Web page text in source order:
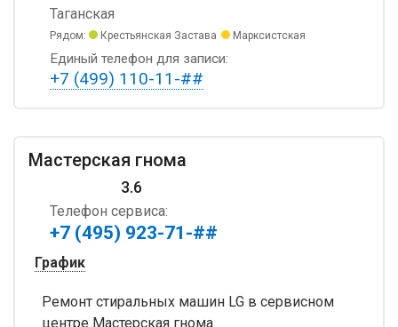
Таганская
Рядом: Крестьянская Застава Марксистская
Единый телефон для записи:
+7 (499) 110-11-##
Мастерская гнома
3.6
Телефон сервиса:
+7 (495) 923-71-##
График
Ремонт стиральных машин LG в сервисном
центре Мастерская гнома